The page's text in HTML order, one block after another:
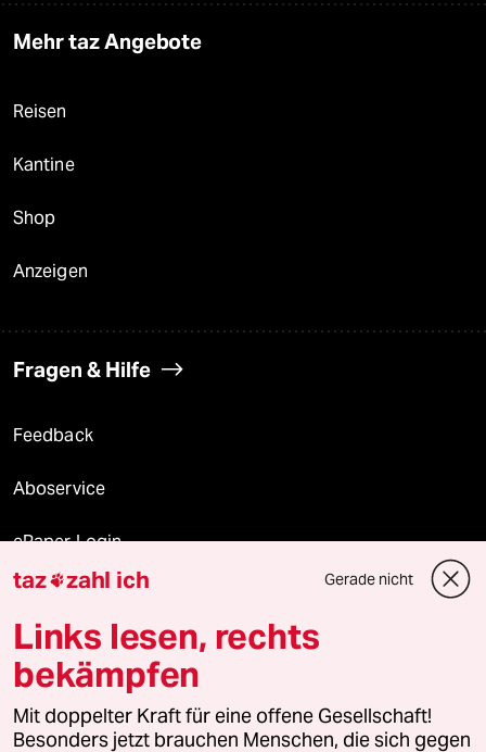
Mehr taz Angebote
Reisen
Kantine
Shop
Anzeigen
Fragen & Hilfe
Feedback
Aboservice
ePaper Login
Downloads für Abonnierende
© 2026 taz Verlags und Vertriebs GmbH
Alle Rechte vorbehalten. Bei rechtlichen Fragen oder für Genehmigungen
wenden Sie sich bitte an lizenzen@taz.de
taz zahl ich Gerade nicht
Links lesen, rechts
bekämpfen
Mit doppelter Kraft für eine offene Gesellschaft!
Besonders jetzt brauchen Menschen, die sich gegen